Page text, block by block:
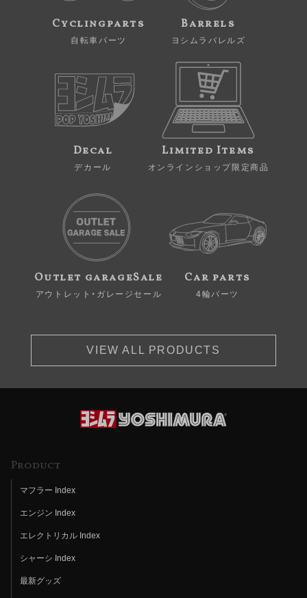
Cyclingparts
自転車パーツ
Barrels
ヨシムラバレルズ
Decal
デカール
Limited Items
オンラインショップ限定商品
Outlet garageSale
アウトレット・ガレージセール
Car parts
4輪パーツ
VIEW ALL PRODUCTS
Product
マフラー Index
エンジン Index
エレクトリカル Index
シャーシ Index
最新グッズ